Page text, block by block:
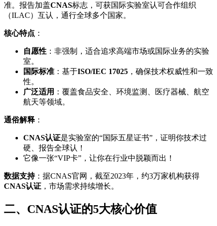
准。报告加盖CNAS标志，可获国际实验室认可合作组织
（ILAC）互认，通行全球多个国家。
核心特点 ：
自愿性 ：非强制，适合追求高端市场或国际业务的实验
室。
国际标准 ：基于ISO/IEC 17025 ，确保技术权威性和一致
性。
广泛适用 ：覆盖食品安全、环境监测、医疗器械、航空
航天等领域。
通俗解释 ：
CNAS认证是实验室的“国际五星证书”，证明你技术过
硬、报告全球认！
它像一张“VIP卡”，让你在行业中脱颖而出！
数据支持：据CNAS官网，截至2023年，约3万家机构获得
CNAS认证 ，市场需求持续增长。
二、CNAS认证的5大核心价值